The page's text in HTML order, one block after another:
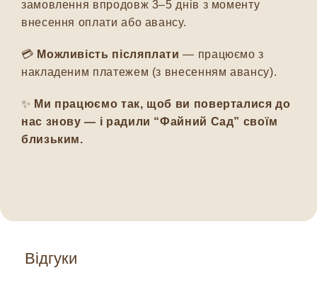
Відгуки
замовлення впродовж 3–5 днів з моменту
внесення оплати або авансу.
💳 Можливість післяплати — працюємо з
накладеним платежем (з внесенням авансу).
✨ Ми працюємо так, щоб ви поверталися до
нас знову — і радили “Файний Сад” своїм
близьким.